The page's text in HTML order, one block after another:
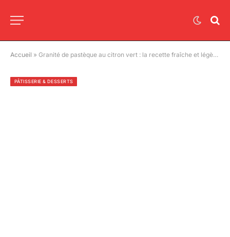
Accueil » Granité de pastèque au citron vert : la recette fraîche et légère de l’été sans sorbetière
PÂTISSERIE & DESSERTS